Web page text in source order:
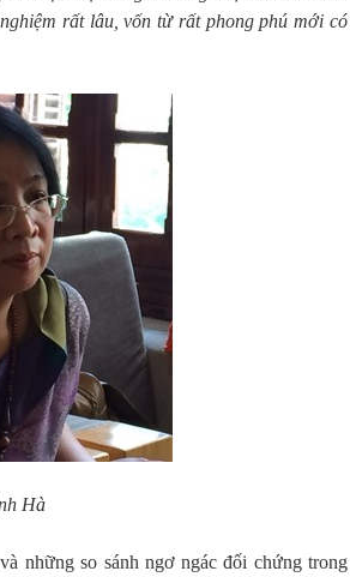
rất lâu, vốn từ rất phong phú mới có
Hà
những so sánh ngơ ngác đối chứng trong